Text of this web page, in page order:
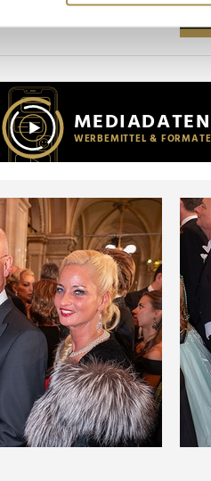
und Anzeigen zu
Medien, Werbung und
zusammen, die Sie ihnen